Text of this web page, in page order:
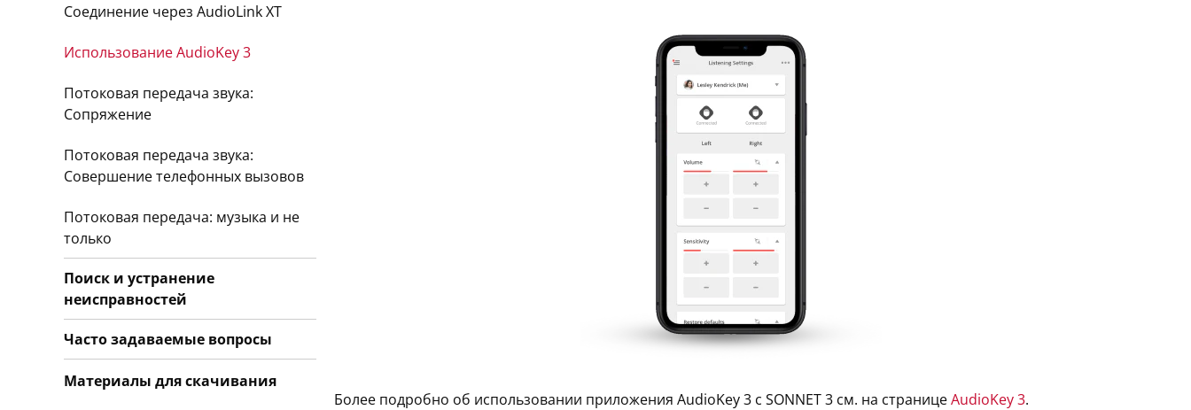
Более подробно об использовании приложения AudioKey 3 с SONNET 3 см. на страницеAudioKey 3.
Соединение через AudioLink XT
Использование AudioKey 3
Потоковая передача звука:
Сопряжение
Потоковая передача звука:
Совершение телефонных вызовов
Потоковая передача: музыка и не
только
Поиск и устранение
неисправностей
Часто задаваемые вопросы
Материалы для скачивания